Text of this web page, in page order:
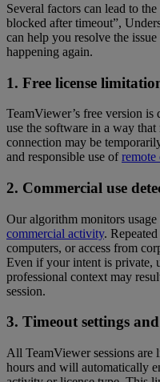
Several factors can lead to
blocked after timeout”,
can help you resolve the
happening again.
1. Free license
TeamViewer’s free version
use the software in a way
connection may be
and responsible use ofremote
2. Commercial use
Our algorithm monitors
commercial activity.
computers, or access from
Even if your intent is private,
professional context may
session.
3. Timeout settings
All TeamViewer sessions
hours and will automatically